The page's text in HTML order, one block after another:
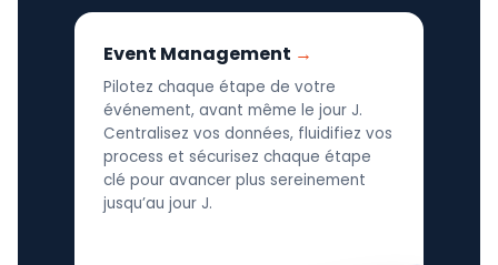
Event Management
Pilotez chaque étape de votre
événement, avant même le jour J.
Centralisez vos données, fluidifiez vos
process et sécurisez chaque étape
clé pour avancer plus sereinement
jusqu’au jour J.